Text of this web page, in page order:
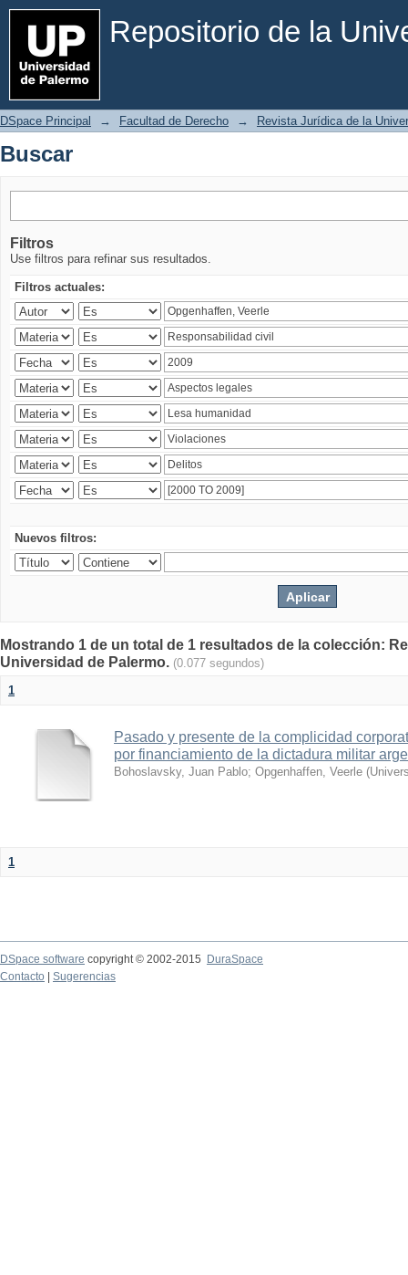
Repositorio de la
Buscar
DSpace Principal → Facultad de Derecho → Revista Jurídica de la
Buscar
Filtros
Use filtros para refinar sus resultados.
Filtros actuales:
Nuevos filtros:
Mostrando 1 de un total de 1 resultados de la colección:
Universidad de Palermo. (0.077 segundos)
1
Pasado y presente de la complicidad
por financiamiento de la dictadura militar
Bohoslavsky, Juan Pablo; Opgenhaffen, Veerle (
1
DSpace software copyright © 2002-2015
DuraSpace
Contacto
Sugerencias